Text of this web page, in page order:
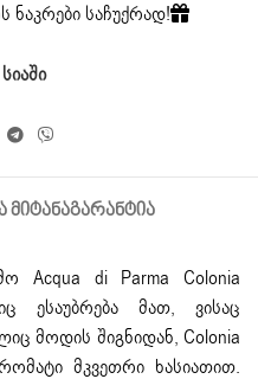
ნაკრები საჩუქრად!
ᲛᲘᲢᲐᲜᲐᲒᲐᲠᲐᲜᲢᲘᲐ
Acqua di Parma Colonia
ესაუბრება მათ, ვისაც
მოდის შიგნიდან, Colonia
მკვეთრი ხასიათით.